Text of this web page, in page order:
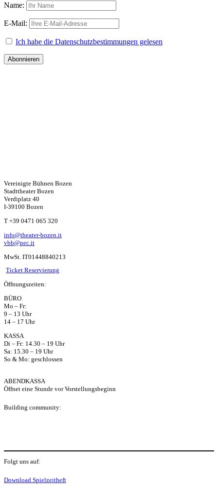
Name:
E-Mail:
Ich habe die Datenschutzbestimmungen gelesen
Vereinigte Bühnen Bozen
Stadttheater Bozen
Verdiplatz 40
I-39100 Bozen
T +39 0471 065 320
info@theater-bozen.it
vbb@pec.it
MwSt. IT01448840213
W
ha
ts
ap
p
Ticket Reservierung
Öffnungszeiten:
BÜRO
Mo – Fr:
9 – 13 Uhr
14 – 17 Uhr
KASSA
Di – Fr: 14.30 – 19 Uhr
Sa: 15.30 – 19 Uhr
So & Mo: geschlossen
ABENDKASSA
Öffnet eine Stunde vor Vorstellungsbeginn
Building community:
P
Folgt uns auf:
Y
Download Spielzeitheft